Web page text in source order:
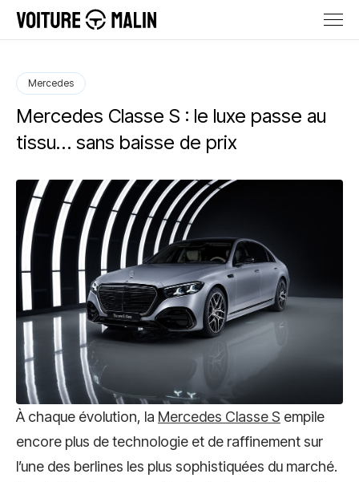
Mercedes
Mercedes Classe S : le luxe passe au
tissu… sans baisse de prix
À chaque évolution, la Mercedes Classe S empile
encore plus de technologie et de raffinement sur
l’une des berlines les plus sophistiquées du marché.